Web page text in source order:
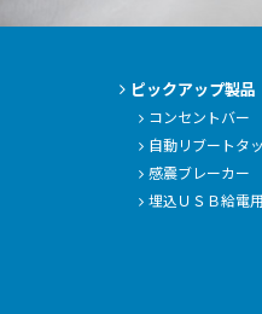
ピックアップ製品
コンセントバー
自動リブートタ
感震ブレーカー
埋込ＵＳＢ給電